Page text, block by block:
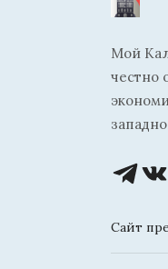
Мой
честно
Сайт